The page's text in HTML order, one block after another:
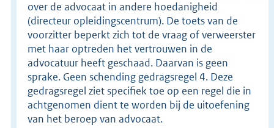
over de advocaat in andere hoedanigheid
(directeur opleidingscentrum). De toets van de
voorzitter beperkt zich tot de vraag of verweerster
met haar optreden het vertrouwen in de
advocatuur heeft geschaad. Daarvan is geen
sprake. Geen schending gedragsregel 4. Deze
gedragsregel ziet specifiek toe op een regel die in
achtgenomen dient te worden bij de uitoefening
van het beroep van advocaat.